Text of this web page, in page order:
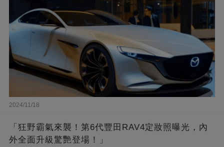
2024/11/18
「狂野霸氣來襲！第6代豐田RAV4定妝照曝光，內
外全面升級驚艷登場！」